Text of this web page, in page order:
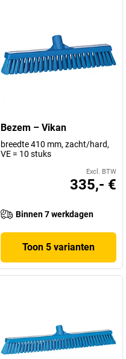
Bezem – Vikan
breedte 410 mm, zacht/hard,
VE = 10 stuks
Excl. BTW
335,- €
Binnen 7 werkdagen
Toon 5 varianten